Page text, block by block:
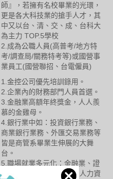
師』，若擁有名校畢業的光環，
更是各大科技業的搶手人才，其
中又以台、清、交、成、台科大
為主力 TOP.5學校
2.成為公職人員(高普考/地方特
考/調查局/關務特考等)或國營事
業員工(國營聯招、台電僱員)
1.金控公司優先培訓錄用。
2.企業內的財務部門人員首選。
3.金融業高額年終獎金，人人羨
慕的金雞母。
4.銀行業中如：投資銀行業務、
商業銀行業務、外匯交易業務等
皆是商管系畢業生伸展的大舞
台。
5.職場就業多元化：金融業、證
券業、銀行業、保險業、人力資